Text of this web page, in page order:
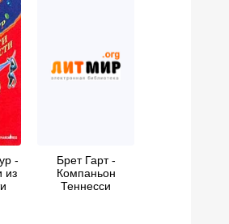
-
из
Брет Гарт -
Компаньон
Теннесси